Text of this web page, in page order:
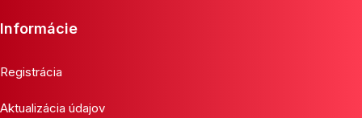
Informácie
Registrácia
Aktualizácia údajov